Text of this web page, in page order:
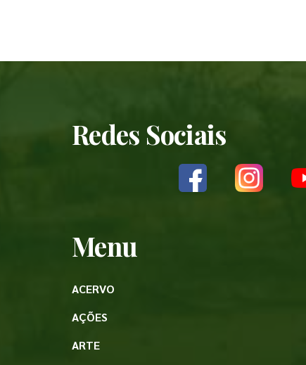
Redes Sociais
Menu
ACERVO
AÇÕES
ARTE